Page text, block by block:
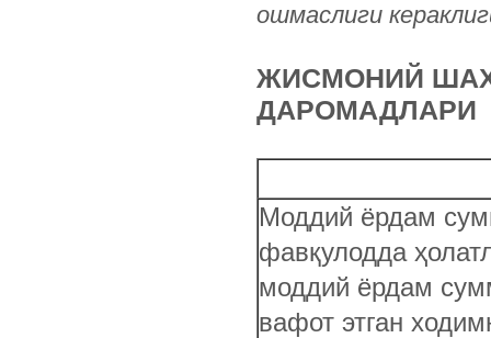
ошмаслиги
ЖИСМОНИЙ
ДАРОМАДЛАРИ
Моддий ёрдам
фавқулодда
моддий ёрдам
вафот этган